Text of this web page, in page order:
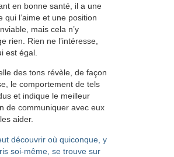
en bonne santé, il a une
qui l’aime et une position
mais cela n’y
rien. Rien ne l’intéresse,
est égal.
des tons révèle, de façon
le comportement de tels
et indique le meilleur
de communiquer avec eux
aider.
découvrir où quiconque, y
soi-même, se trouve sur